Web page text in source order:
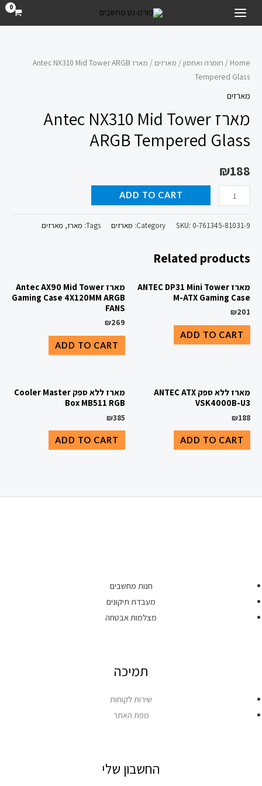
לתוכן
MAIN
Home
/ חומרה ואחסון/ מארזים
/ מארז Antec NX310 Mid Tower ARGB
Tempered Glass
מארזים
מארז Antec NX310 Mid Tower
ARGB Tempered Glass
₪188
Antec
NX310
Mid
ARGB
Tempered
quantity
ADD TO CART
SKU: 0-761345-81031-9
Category: מארזים Tags: מארז, מארזים
Related products
מארז ANTEC DP31 Mini Tower
M-ATX Gaming Case
₪201
ADD TO CART
מארז Antec AX90 Mid Tower
Gaming Case 4X120MM ARGB
FANS
₪269
ADD TO CART
מארז ללא ספק ANTEC ATX
VSK4000B-U3
₪188
ADD TO CART
מארז ללא ספק Cooler Master
Box MB511 RGB
₪385
ADD TO CART
חנות מחשבים
מעבדת תיקונים
מצלמות אבטחה
תמיכה
שירות לקוחות
מפת האתר
החשבון שלי